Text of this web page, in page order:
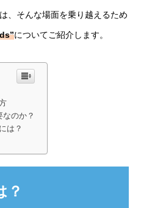
、そんな場面を乗り越えるため
についてご紹介します。
なのか？
は？
？